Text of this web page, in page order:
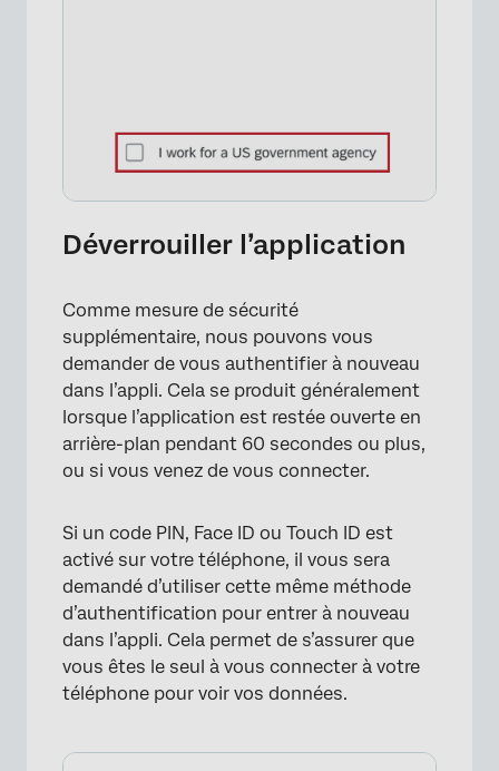
Déverrouiller l’application
Comme mesure de sécurité
supplémentaire, nous pouvons vous
demander de vous authentifier à nouveau
dans l’appli. Cela se produit généralement
lorsque l’application est restée ouverte en
arrière-plan pendant 60 secondes ou plus,
ou si vous venez de vous connecter.
Si un code PIN, Face ID ou Touch ID est
activé sur votre téléphone, il vous sera
demandé d’utiliser cette même méthode
d’authentification pour entrer à nouveau
dans l’appli. Cela permet de s’assurer que
vous êtes le seul à vous connecter à votre
téléphone pour voir vos données.